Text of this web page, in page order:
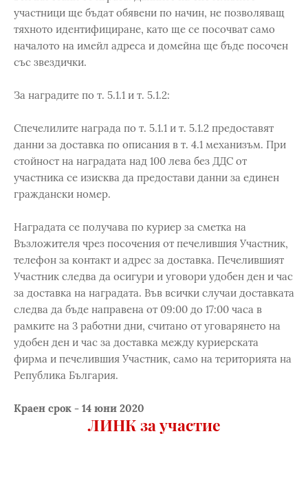
участници ще бъдат обявени по начин, не позволяващ
тяхното идентифициране, като ще се посочват само
началото на имейл адреса и домейна ще бъде посочен
със звездички.
За наградите по т. 5.1.1 и т. 5.1.2:
Спечелилите награда по т. 5.1.1 и т. 5.1.2 предоставят
данни за доставка по описания в т. 4.1 механизъм. При
стойност на наградата над 100 лева без ДДС от
участника се изисква да предостави данни за единен
граждански номер.
Наградата се получава по куриер за сметка на
Възложителя чрез посочения от печелившия Участник,
телефон за контакт и адрес за доставка. Печелившият
Участник следва да осигури и уговори удобен ден и час
за доставка на наградата. Във всички случаи доставката
следва да бъде направена от 09:00 до 17:00 часа в
рамките на 3 работни дни, считано от уговарянето на
удобен ден и час за доставка между куриерската
фирма и печелившия Участник, само на територията на
Република България.
Краен срок - 14 юни 2020
ЛИНК за участие